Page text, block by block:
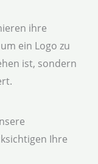
ihre
ein Logo zu
ist, sondern
Ihre